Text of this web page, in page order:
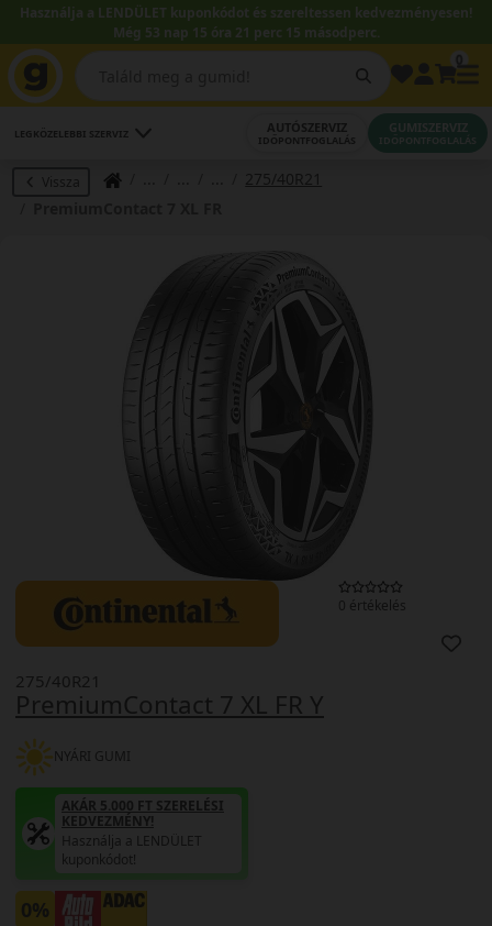
Használja a LENDÜLET kuponkódot és szereltessen kedvezményesen!
Még 53 nap 15 óra 21 perc 15 másodperc.
LEGKÖZELEBBI SZERVIZ AUTÓSZERVIZ
IDŐPONTFOGLALÁS
GUMISZERVIZ
IDŐPONTFOGLALÁS
Vissza
275/40R21
0 értékelés
PremiumContact 7 XL FR Y
275/40R21
NYÁRI GUMI
AKÁR 5.000 FT SZERELÉSI
KEDVEZMÉNY!
Használja a LENDÜLET
kuponkódot!
0%